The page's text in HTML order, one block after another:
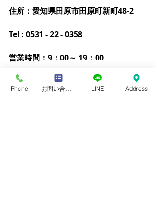
住所：愛知県田原市田原町新町48-2
Tel : 0531 - 22 - 0358
営業時間：9：00～ 19：00
火曜日定休
Phone お問い合わせフォーム LINE Address